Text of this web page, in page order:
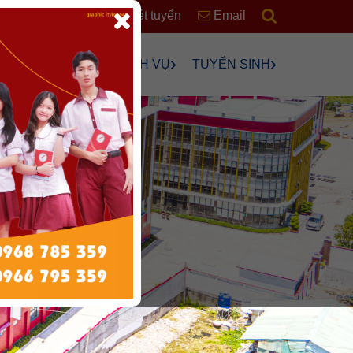
RSS Xét tuyển Email
›
›
›
›
›
›
Chơi
HỌC SINH› DỊCH VỤ› TUYỂN SINH ›